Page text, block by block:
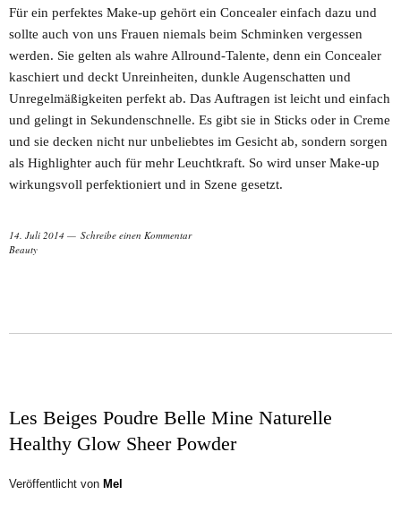
Für ein perfektes Make-up gehört ein Concealer einfach dazu und
sollte auch von uns Frauen niemals beim Schminken vergessen
werden. Sie gelten als wahre Allround-Talente, denn ein Concealer
kaschiert und deckt Unreinheiten, dunkle Augenschatten und
Unregelmäßigkeiten perfekt ab. Das Auftragen ist leicht und einfach
und gelingt in Sekundenschnelle. Es gibt sie in Sticks oder in Creme
und sie decken nicht nur unbeliebtes im Gesicht ab, sondern sorgen
als Highlighter auch für mehr Leuchtkraft. So wird unser Make-up
wirkungsvoll perfektioniert und in Szene gesetzt.
14. Juli 2014
Schreibe einen Kommentar
Beauty
Les Beiges Poudre Belle Mine Naturelle
Healthy Glow Sheer Powder
Veröffentlicht von Mel